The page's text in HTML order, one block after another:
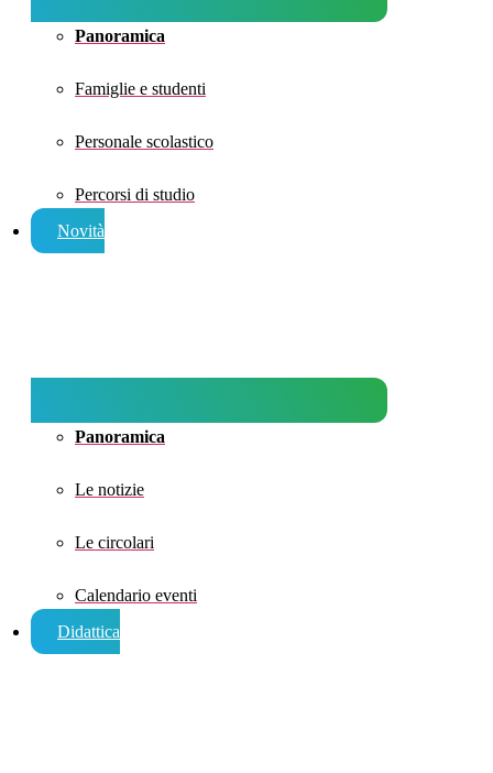
Panoramica
Famiglie e studenti
Personale scolastico
Percorsi di studio
Novità
Panoramica
Le notizie
Le circolari
Calendario eventi
Didattica